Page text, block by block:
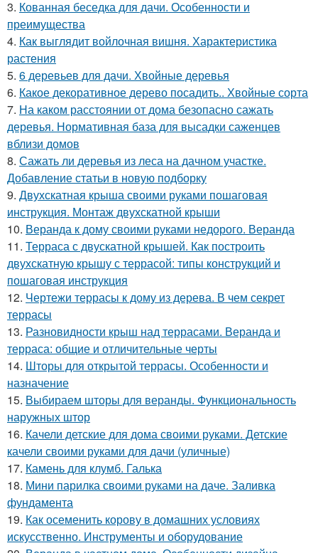
3. Кованная беседка для дачи. Особенности и
преимущества
4. Как выглядит войлочная вишня. Характеристика
растения
5. 6 деревьев для дачи. Хвойные деревья
6. Какое декоративное дерево посадить.. Хвойные сорта
7. На каком расстоянии от дома безопасно сажать
деревья. Нормативная база для высадки саженцев
вблизи домов
8. Сажать ли деревья из леса на дачном участке.
Добавление статьи в новую подборку
9. Двухскатная крыша своими руками пошаговая
инструкция. Монтаж двухскатной крыши
10. Веранда к дому своими руками недорого. Веранда
11. Терраса с двускатной крышей. Как построить
двухскатную крышу с террасой: типы конструкций и
пошаговая инструкция
12. Чертежи террасы к дому из дерева. В чем секрет
террасы
13. Разновидности крыш над террасами. Веранда и
терраса: общие и отличительные черты
14. Шторы для открытой террасы. Особенности и
назначение
15. Выбираем шторы для веранды. Функциональность
наружных штор
16. Качели детские для дома своими руками. Детские
качели своими руками для дачи (уличные)
17. Камень для клумб. Галька
18. Мини парилка своими руками на даче. Заливка
фундамента
19. Как осеменить корову в домашних условиях
искусственно. Инструменты и оборудование